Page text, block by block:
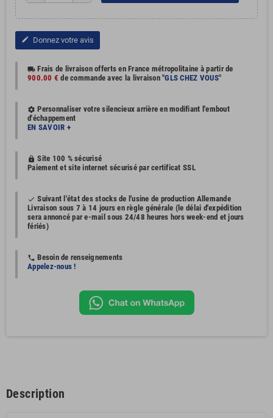
edit Donnez votre avis
local_shipping Frais de livraison offerts en France métropolitaine à partir de
900.00 € de commande avec la livraison "GLS CHEZ VOUS"
settings Personnaliser votre silencieux arrière en modifiant l'embout
d'échappement
EN SAVOIR +
https Site 100 % sécurisé
Paiement et site internet sécurisé par certificat SSL
done Suivant l'état des stocks de l'usine de production Allemande
Livraison sous 7 à 14 jours en règle générale (le délai d'expédition
sera annoncé par e-mail sous 24/48 heures hors week-end et jours
fériés)
phone Besoin de renseignements
Appelez-nous !
Description